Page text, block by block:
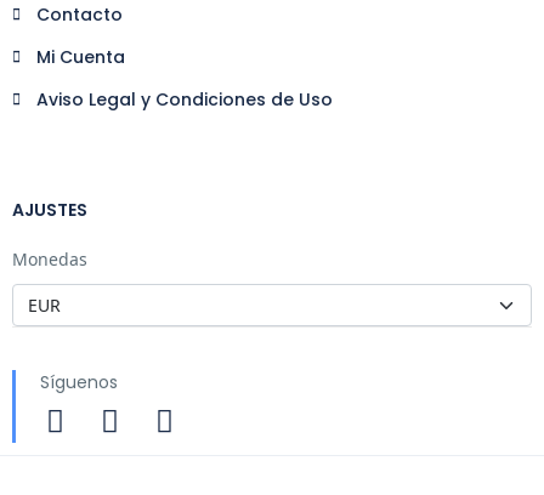
Contacto
Mi Cuenta
Aviso Legal y Condiciones de Uso
AJUSTES
Monedas
Síguenos